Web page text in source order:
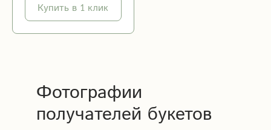
Купить в 1 клик
Фотографии
получателей букетов